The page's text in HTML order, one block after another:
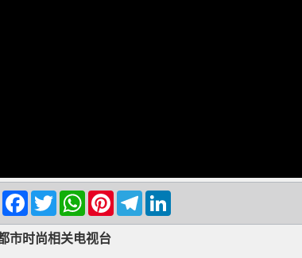
Share FacebookTwitter WhatsAppPinterest Telegram
市时尚相关电视台